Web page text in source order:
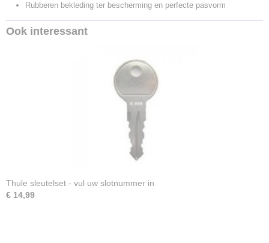
Rubberen bekleding ter bescherming en perfecte pasvorm
Ook interessant
Thule sleutelset - vul uw slotnummer in
€ 14,99